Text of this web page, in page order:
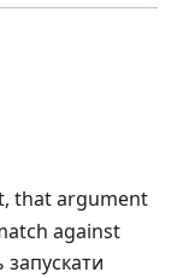
that argument
against